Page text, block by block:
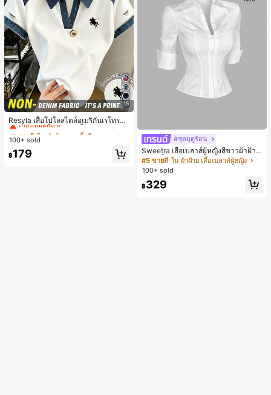
15
Resyla เสื้อโปโลสไตล์อเมริกันเรโทรสำ
หรับผู้หญิง, เสื้อยืดแขนสั้นสำหรับผู้หญิ
ง, ลายม้า, สไตล์ Y2K, เสื้อโปโลแขนสั้น
แบบคัลเลอร์บล็อกสำหรับผู้หญิง
#1 ขายดี
ใน สำนักงาน เสื้อยืดออฟฟิศ
เกือบหมดแล้ว!
#1 ขายดี
เกือบหมดแล้ว!
#1 ขายดี
เกือบหมดแล้ว!
#1 ขายดี
100+ sold
฿179
#ชุดฤดูร้อน
Sweetra เสื้อเบลาส์ผู้หญิงสีขาวผ้าฝ้าย
บริสุทธิ์ ทรงสลิมฟิต สไตล์มินิมอล สำหรั
บใส่ไปทำงานออฟฟิศและเดินทาง ดีไซ
รุ่นใหม่
#5 ขายดี ใน ผ้าฝ้าย เสื้อเบลาส์ผู้หญิง
100+ sold
฿329